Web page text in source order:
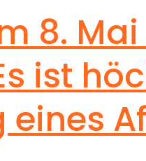
8.
ist
eines